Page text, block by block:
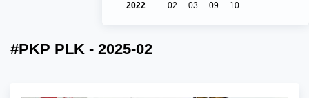
2022
02 03 09 10
#PKP PLK - 2025-02